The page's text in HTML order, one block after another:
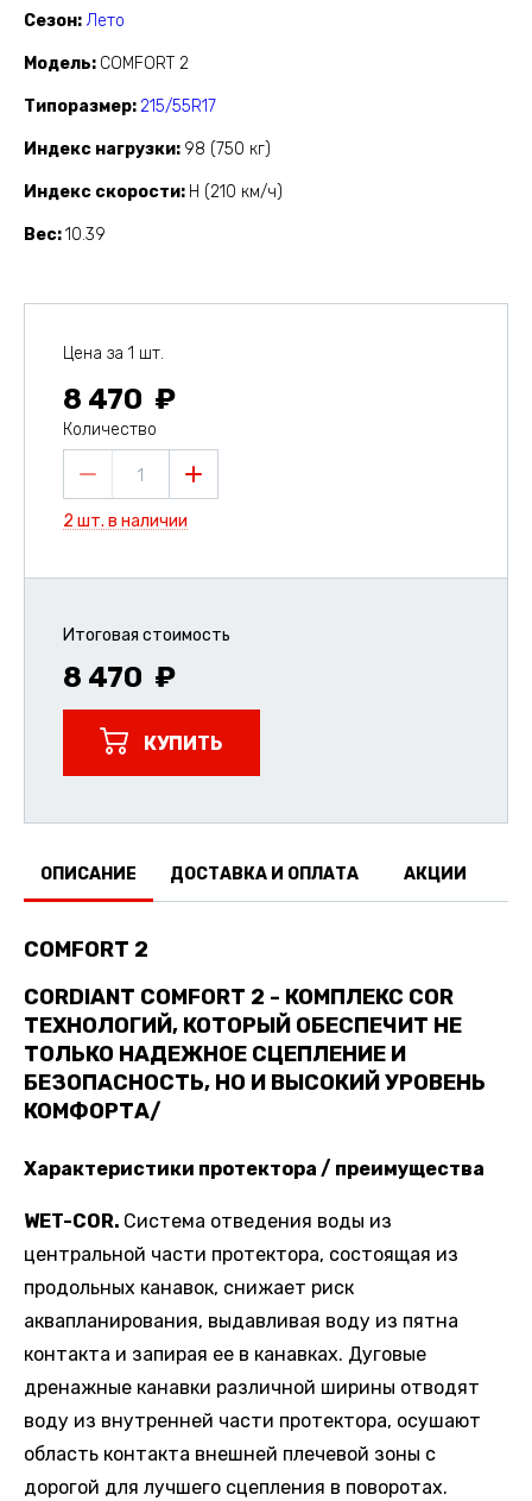
Сезон Лето
Модель COMFORT 2
Типоразмер 215/55R17
Индекс нагрузки 98 (750 кг)
Индекс скорости H (210 км/ч)
Вес 10.39
Цена за 1 шт.
8 470
Количество
1
2 шт. в наличии
Итоговая стоимость
8 470
КУПИТЬ
ОПИСАНИЕ ДОСТАВКА И ОПЛАТА АКЦИИ
COMFORT 2
CORDIANT COMFORT 2 - КОМПЛЕКС COR
ТЕХНОЛОГИЙ, КОТОРЫЙ ОБЕСПЕЧИТ НЕ
ТОЛЬКО НАДЕЖНОЕ СЦЕПЛЕНИЕ И
БЕЗОПАСНОСТЬ, НО И ВЫСОКИЙ УРОВЕНЬ
КОМФОРТА/
Характеристики протектора / преимущества
WET-COR. Система отведения воды из
центральной части протектора, состоящая из
продольных канавок, снижает риск
аквапланирования, выдавливая воду из пятна
контакта и запирая ее в канавках. Дуговые
дренажные канавки различной ширины отводят
воду из внутренней части протектора, осушают
область контакта внешней плечевой зоны с
дорогой для лучшего сцепления в поворотах.